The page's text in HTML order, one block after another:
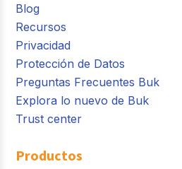
Blog
Recursos
Privacidad
Protección de Datos
Preguntas Frecuentes Buk
Explora lo nuevo de Buk
Trust center
Productos